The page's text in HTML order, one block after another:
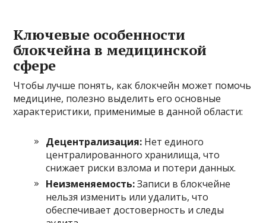
Ключевые особенности
блокчейна в медицинской
сфере
Чтобы лучше понять, как блокчейн может помочь
медицине, полезно выделить его основные
характеристики, применимые в данной области:
Децентрализация: Нет единого
централированного хранилища, что
снижает риски взлома и потери данных.
Неизменяемость:Записи в блокчейне
нельзя изменить или удалить, что
обеспечивает достоверность и следы